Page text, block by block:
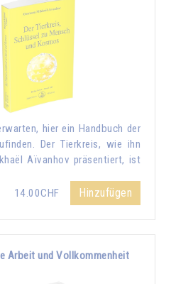
hier ein Handbuch der
Der Tierkreis, wie ihn
Aïvanhov präsentiert, ist
14.00CHF
Hinzufügen
Arbeit und Vollkommenheit